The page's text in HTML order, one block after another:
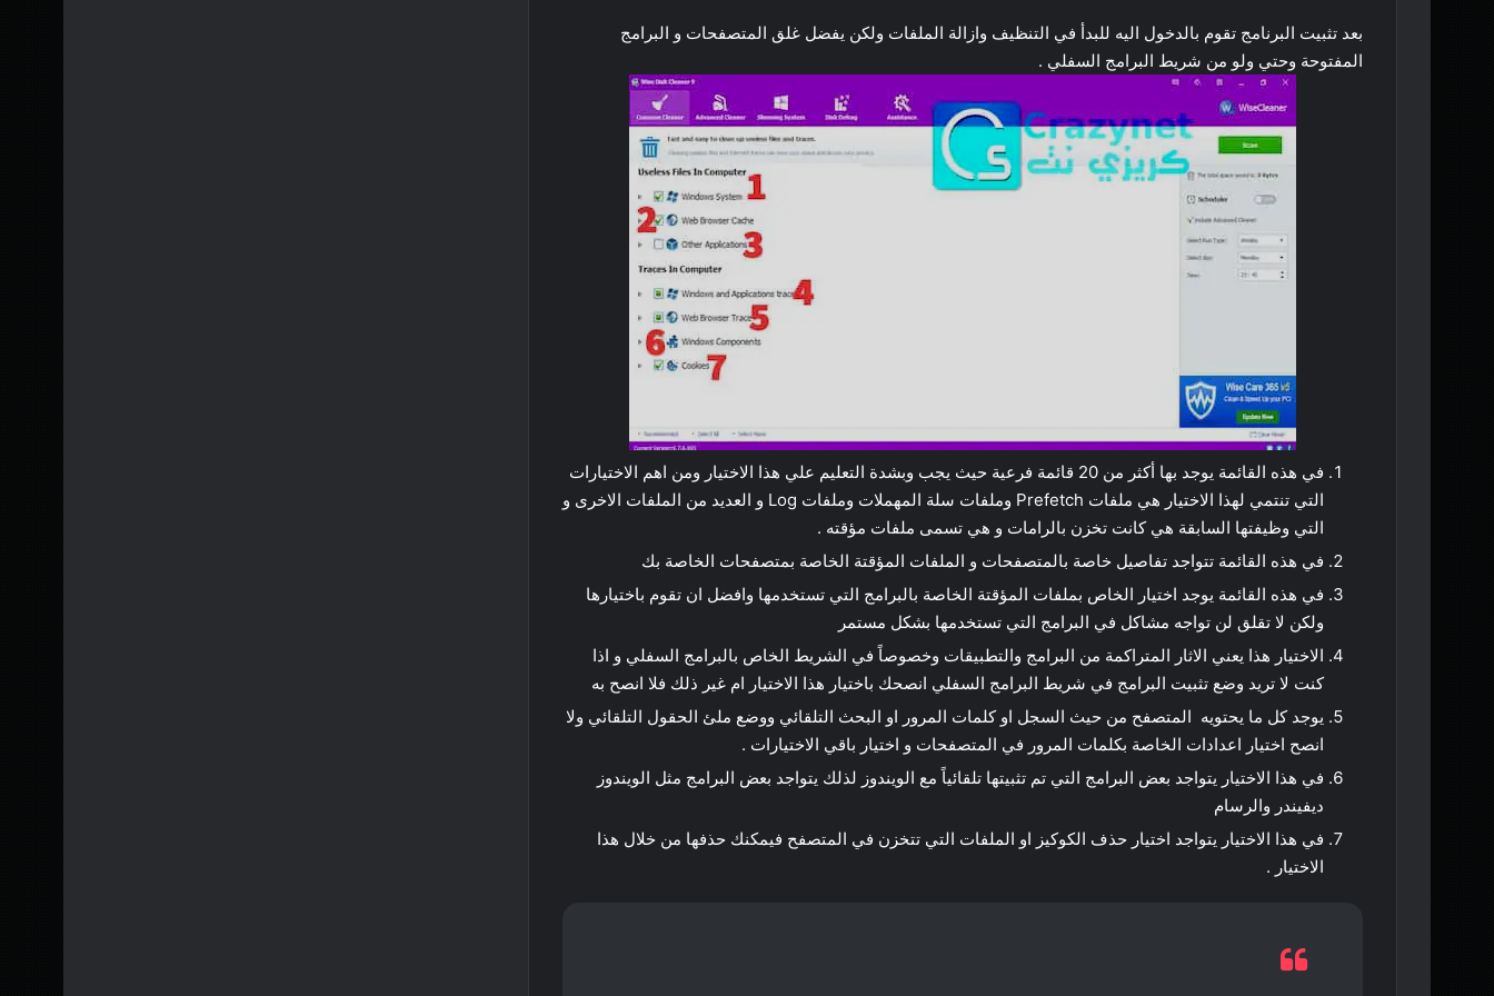
بعد تثبيت البرنامج تقوم بالدخول اليه للبدأ في التنظيف وازالة الملفات ولكن يفضل غلق المتصفحات و البرامج
المفتوحة وحتي ولو من شريط البرامج السفلي .
في هذه القائمة يوجد بها أكثر من 20 قائمة فرعية حيث يجب وبشدة التعليم علي هذا الاختيار ومن اهم الاختيارات
التي تنتمي لهذا الاختيار هي ملفات Prefetch وملفات سلة المهملات وملفات Log و العديد من الملفات الاخرى و
التي وظيفتها السابقة هي كانت تخزن بالرامات و هي تسمى ملفات مؤقته .
في هذه القائمة تتواجد تفاصيل خاصة بالمتصفحات و الملفات المؤقتة الخاصة بمتصفحات الخاصة بك
في هذه القائمة يوجد اختيار الخاص بملفات المؤقتة الخاصة بالبرامج التي تستخدمها وافضل ان تقوم باختيارها
ولكن لا تقلق لن تواجه مشاكل في البرامج التي تستخدمها بشكل مستمر
الاختيار هذا يعني الاثار المتراكمة من البرامج والتطبيقات وخصوصاً في الشريط الخاص بالبرامج السفلي و اذا
كنت لا تريد وضع تثبيت البرامج في شريط البرامج السفلي انصحك باختيار هذا الاختيار ام غير ذلك فلا انصح به
يوجد كل ما يحتويه المتصفح من حيث السجل او كلمات المرور او البحث التلقائي ووضع ملئ الحقول التلقائي ولا
انصح اختيار اعدادات الخاصة بكلمات المرور في المتصفحات و اختيار باقي الاختيارات .
في هذا الاختيار يتواجد بعض البرامج التي تم تثبيتها تلقائياً مع الويندوز لذلك يتواجد بعض البرامج مثل الويندوز
ديفيندر والرسام
في هذا الاختيار يتواجد اختيار حذف الكوكيز او الملفات التي تتخزن في المتصفح فيمكنك حذفها من خلال هذا
الاختيار .